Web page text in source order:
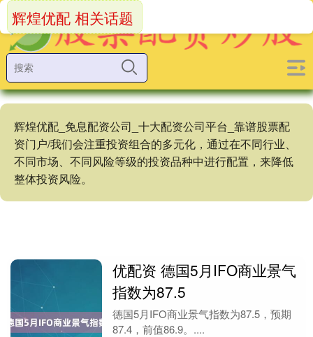
辉煌优配_免息配资公司_十大配资公司平台_靠谱股票配
资门户/我们会注重投资组合的多元化，通过在不同行业、
不同市场、不同风险等级的投资品种中进行配置，来降低
整体投资风险。
辉煌优配 相关话题
优配资 德国5月IFO商业景气
指数为87.5
德国5月IFO商业景气指数为87.5，预期
87.4，前值86.9。....